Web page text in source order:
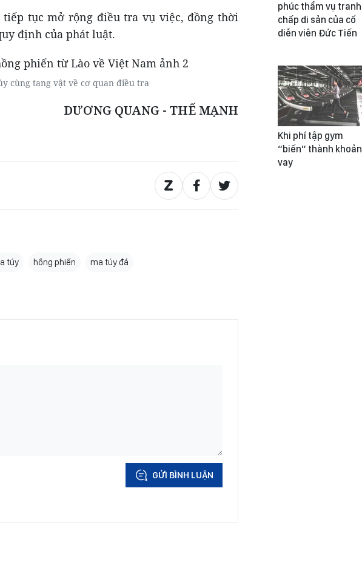
tục mở rộng điều tra vụ việc, đồng thời
định của phát luật.
cùng tang vật về cơ quan điều tra
DƯƠNG QUANG - THẾ MẠNH
túy hồng phiến ma túy đá
GỬI BÌNH LUẬN
phúc thẩm vụ tranh
chấp di sản của cố
diễn viên Đức Tiến
Khi phí tập gym
“biến” thành khoản
vay